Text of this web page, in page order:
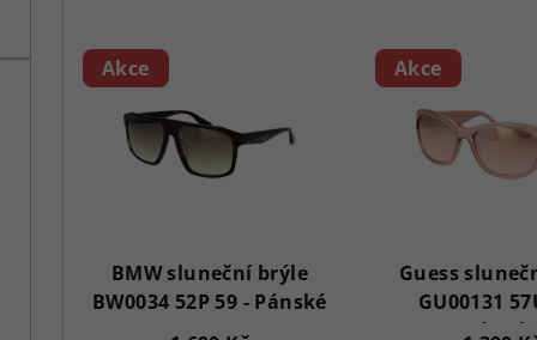
e
o
V
ý
r
Akce
BMW sluneční brýle
BW0034 52P 59 - Pánské
Akce
Guess
GU00131